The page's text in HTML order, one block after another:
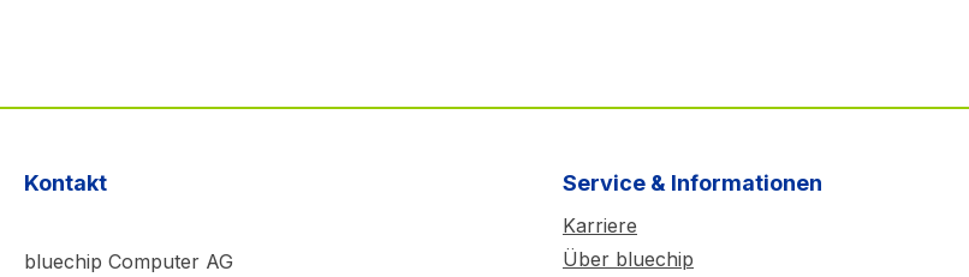
Kontakt
bluechip Computer AG
Service & Informationen
Karriere
Über bluechip